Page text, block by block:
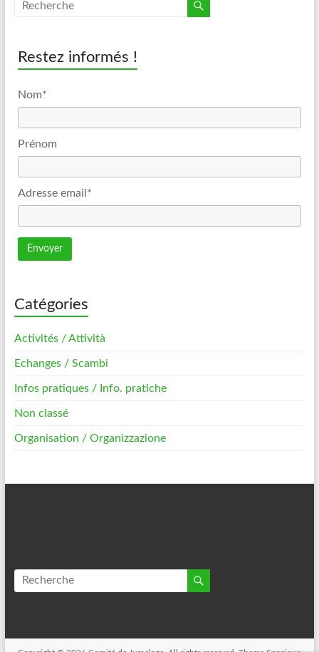
Restez informés !
Nom*
Prénom
Adresse email*
Catégories
Activités / Attività
Echanges / Scambi
Infos pratiques / Info. pratiche
Non classé
Organisation / Organizzazione